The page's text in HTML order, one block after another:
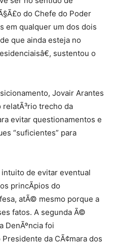
do Chefe do Poder
em qualquer um dos dois
que ainda esteja no
sustentou o
Jovair Arantes
trecho da
evitar questionamentos e
“suficientes” para
de evitar eventual
princÃ­pios do
atÃ© mesmo porque a
fatos. A segunda Ã©
DenÃºncia foi
da CÃ¢mara dos